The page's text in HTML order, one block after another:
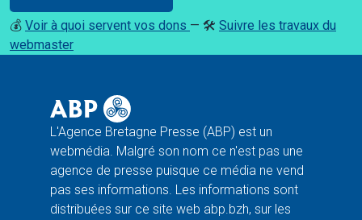
💰 Voir à quoi servent vos dons — 🛠️ Suivre les travaux du
webmaster
L'Agence Bretagne Presse (ABP) est un
webmédia. Malgré son nom ce n'est pas une
agence de presse puisque ce média ne vend
pas ses informations. Les informations sont
distribuées sur ce site web abp.bzh, sur les